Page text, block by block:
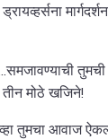
तुमची
तीन मोठे खजिने!
तुमचा आवाज